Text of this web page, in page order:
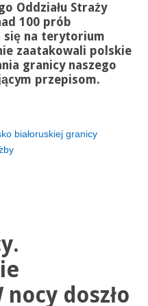
Oddziału Straży
100 prób
się na terytorium
zaatakowali polskie
granicy naszego
przepisom.
białoruskiej granicy
doszło